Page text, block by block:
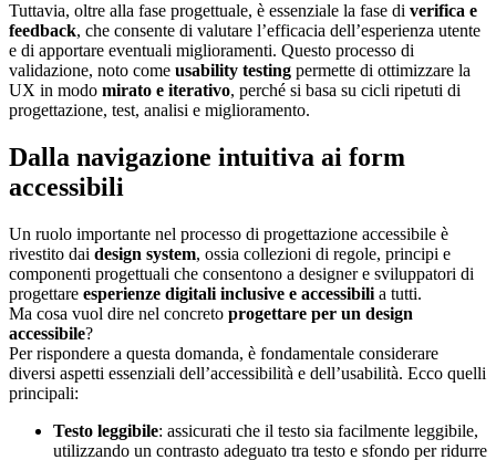
Tuttavia, oltre alla fase progettuale, è essenziale la fase di verifica e
feedback, che consente di valutare l’efficacia dell’esperienza utente
e di apportare eventuali miglioramenti. Questo processo di
validazione, noto come usability testing permette di ottimizzare la
UX in modo mirato e iterativo, perché si basa su cicli ripetuti di
progettazione, test, analisi e miglioramento.
Dalla navigazione intuitiva ai form
accessibili
Un ruolo importante nel processo di progettazione accessibile è
rivestito dai design system, ossia collezioni di regole, principi e
componenti progettuali che consentono a designer e sviluppatori di
progettare esperienze digitali inclusive e accessibili a tutti.
Ma cosa vuol dire nel concreto progettare per un design
accessibile?
Per rispondere a questa domanda, è fondamentale considerare
diversi aspetti essenziali dell’accessibilità e dell’usabilità. Ecco quelli
principali:
Testo leggibile: assicurati che il testo sia facilmente leggibile,
utilizzando un contrasto adeguato tra testo e sfondo per ridurre